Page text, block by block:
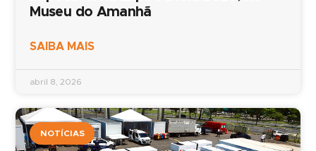
Museu do Amanhã
SAIBA MAIS
abril 8, 2026
NOTÍCIAS